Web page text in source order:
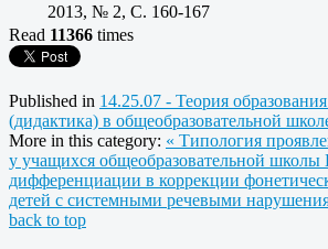
2013, № 2, C. 160-167
Read 11366 times
Published in 14.25.07 - Теория
(дидактика) в общеобразовательной
More in this category: « Типология
у учащихся общеобразовательной школы
дифференциации в коррекции
детей с системными речевыми
back to top